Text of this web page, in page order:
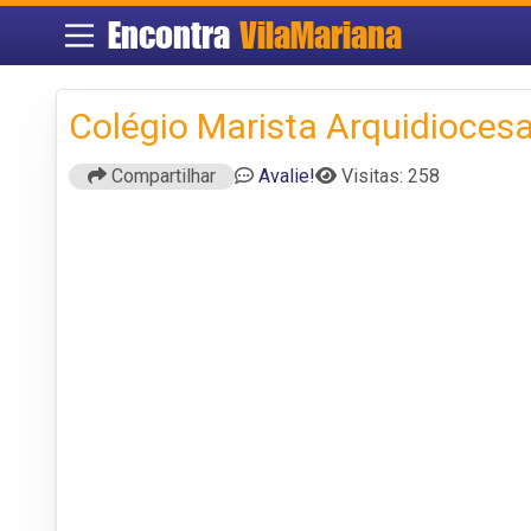
Encontra VilaMariana
Colégio Marista
Compartilhar Avalie! Visitas: 258